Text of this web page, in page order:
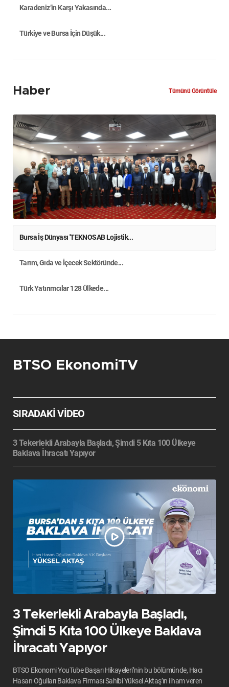
Karadeniz’in Karşı Yakasında...
Türkiye ve Bursa İçin Düşük...
Haber Tümünü Görüntüle
Bursa İş Dünyası 'TEKNOSAB Lojistik...
Tarım, Gıda ve İçecek Sektöründe...
Türk Yatırımcılar 128 Ülkede...
BTSO EkonomiTV
SIRADAKİ VİDEO
3 Tekerlekli Arabayla Başladı, Şimdi 5 Kıta 100 Ülkeye
Baklava İhracatı Yapıyor
3 Tekerlekli Arabayla Başladı,
Şimdi 5 Kıta 100 Ülkeye Baklava
İhracatı Yapıyor
BTSO Ekonomi YouTube Başarı Hikayeleri’nin bu bölümünde, Hacı
Hasan Oğulları Baklava Firması Sahibi Yüksel Aktaş’ın ilham veren